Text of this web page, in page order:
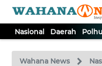
Nasional Daerah
Wahana News
TV
Tutup